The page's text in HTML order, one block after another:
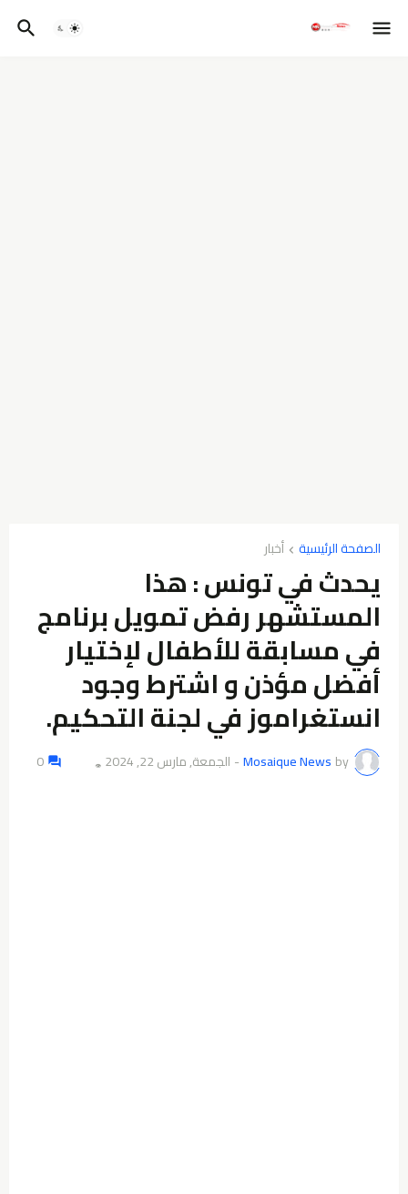
الصفحة الرئيسية أخبار
يحدث في تونس : هذا
المستشهر رفض تمويل برنامج
في مسابقة للأطفال لإختيار
أفضل مؤذن و اشترط وجود
انستغراموز في لجنة التحكيم.
by
Mosaique News
- الجمعة, مارس 22, 2024 👁️
0